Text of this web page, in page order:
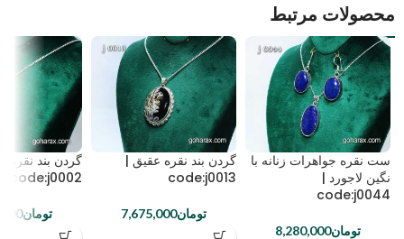
محصولات مرتبط
ست نقره جواهرات زنانه با
نگین لاجورد |
code:j0044
تومان8,280,000
گردن بند نقره عقیق |
code:j0013
تومان7,675,000
گردن بند نقره
code:j0002
تومان